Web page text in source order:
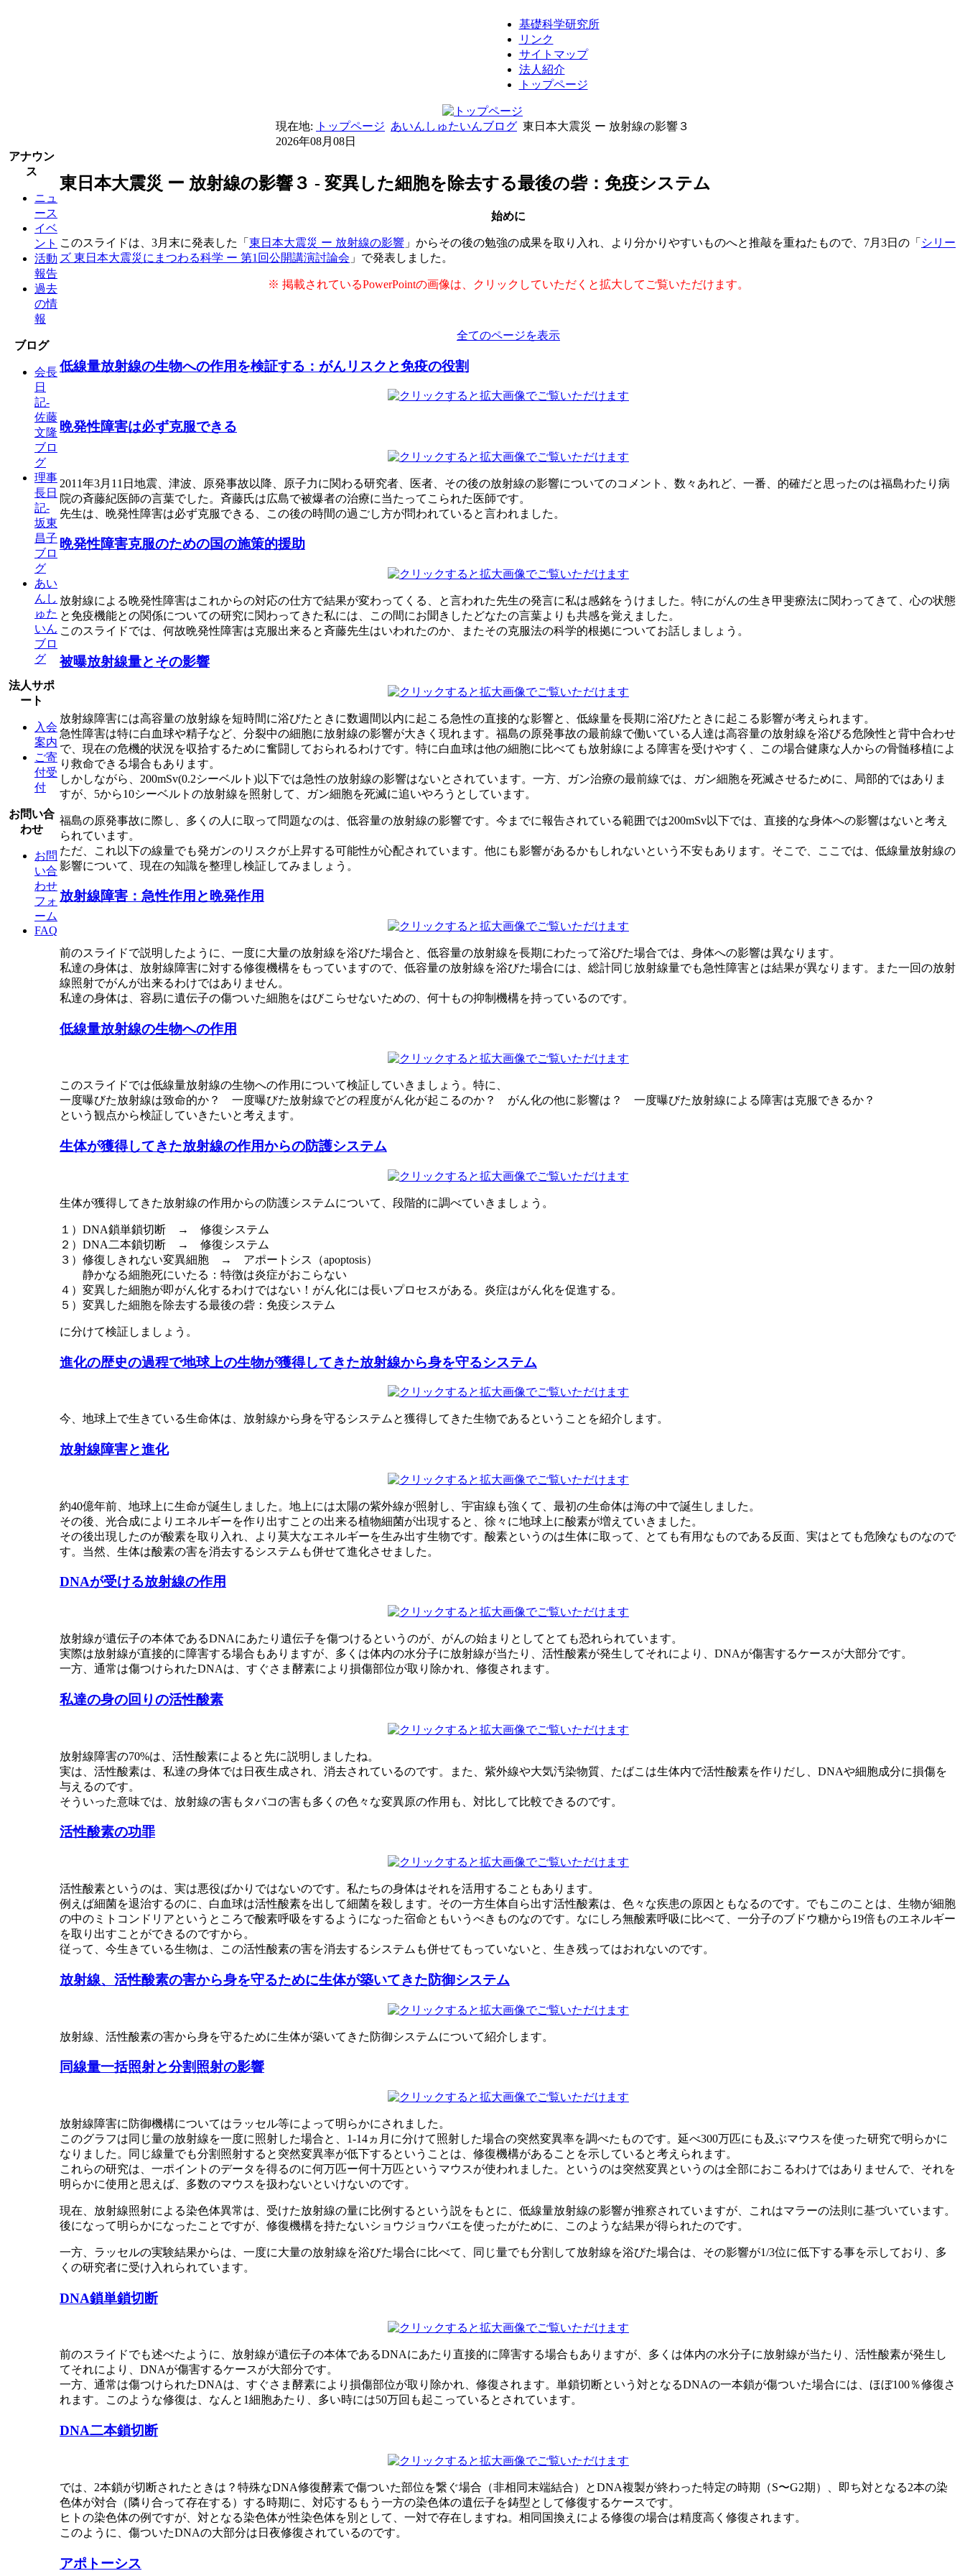
基礎科学研究所
リンク
サイトマップ
法人紹介
トップページ
現在地: トップページ あいんしゅたいんブログ 東日本大震災 ー 放射線の影響３
2026年08月08日
アナウン
ス
ニュ
ース
イベ
ント
活動
報告
過去
の情
報
ブログ
会長
日
記-
佐藤
文隆
ブロ
グ
理事
長日
記-
坂東
昌子
ブロ
グ
あい
んし
ゅた
いん
ブロ
グ
法人サポ
ート
入会
案内
ご寄
付受
付
お問い合
わせ
お問
い合
わせ
フォ
ーム
FAQ
東日本大震災 ー 放射線の影響３ - 変異した細胞を除去する最後の砦：免疫システム
始めに
このスライドは、3月末に発表した「 東日本大震災 ー 放射線の影響 」からその後の勉強の成果を取り入れ、より分かりやすいものへと推敲を重ねたもので、7月3日の「 シリー
ズ 東日本大震災にまつわる科学 ー 第1回公開講演討論会 」で発表しました。
※ 掲載されているPowerPointの画像は、クリックしていただくと拡大してご覧いただけます。
全てのページを表示
低線量放射線の生物への作用を検証する：がんリスクと免疫の役割
晩発性障害は必ず克服できる
2011年3月11日地震、津波、原発事故以降、原子力に関わる研究者、医者、その後の放射線の影響についてのコメント、数々あれど、一番、的確だと思ったのは福島わたり病
院の斉藤紀医師の言葉でした。斉藤氏は広島で被爆者の治療に当たってこられた医師です。
先生は、晩発性障害は必ず克服できる、この後の時間の過ごし方が問われていると言われました。
晩発性障害克服のための国の施策的援助
放射線による晩発性障害はこれからの対応の仕方で結果が変わってくる、と言われた先生の発言に私は感銘をうけました。特にがんの生き甲斐療法に関わってきて、心の状態
と免疫機能との関係についての研究に関わってきた私には、この間にお聞きしたどなたの言葉よりも共感を覚えました。
このスライドでは、何故晩発性障害は克服出来ると斉藤先生はいわれたのか、またその克服法の科学的根拠についてお話しましょう。
被曝放射線量とその影響
放射線障害には高容量の放射線を短時間に浴びたときに数週間以内に起こる急性の直接的な影響と、低線量を長期に浴びたときに起こる影響が考えられます。
急性障害は特に白血球や精子など、分裂中の細胞に放射線の影響が大きく現れます。福島の原発事故の最前線で働いている人達は高容量の放射線を浴びる危険性と背中合わせ
で、現在の危機的状況を収拾するために奮闘しておられるわけです。特に白血球は他の細胞に比べても放射線による障害を受けやすく、この場合健康な人からの骨髄移植によ
り救命できる場合もあります。
しかしながら、200mSv(0.2シーベルト)以下では急性の放射線の影響はないとされています。一方、ガン治療の最前線では、ガン細胞を死滅させるために、局部的ではありま
すが、5から10シーベルトの放射線を照射して、ガン細胞を死滅に追いやろうとしています。
福島の原発事故に際し、多くの人に取って問題なのは、低容量の放射線の影響です。今までに報告されている範囲では200mSv以下では、直接的な身体への影響はないと考え
られています。
ただ、これ以下の線量でも発ガンのリスクが上昇する可能性が心配されています。他にも影響があるかもしれないという不安もあります。そこで、ここでは、低線量放射線の
影響について、現在の知識を整理し検証してみましょう。
放射線障害：急性作用と晩発作用
前のスライドで説明したように、一度に大量の放射線を浴びた場合と、低容量の放射線を長期にわたって浴びた場合では、身体への影響は異なります。
私達の身体は、放射線障害に対する修復機構をもっていますので、低容量の放射線を浴びた場合には、総計同じ放射線量でも急性障害とは結果が異なります。また一回の放射
線照射でがんが出来るわけではありません。
私達の身体は、容易に遺伝子の傷ついた細胞をはびこらせないための、何十もの抑制機構を持っているのです。
低線量放射線の生物への作用
このスライドでは低線量放射線の生物への作用について検証していきましょう。特に、
一度曝びた放射線は致命的か？ 一度曝びた放射線でどの程度がん化が起こるのか？ がん化の他に影響は？ 一度曝びた放射線による障害は克服できるか？
という観点から検証していきたいと考えます。
生体が獲得してきた放射線の作用からの防護システム
生体が獲得してきた放射線の作用からの防護システムについて、段階的に調べていきましょう。
１）DNA鎖単鎖切断 → 修復システム
２）DNA二本鎖切断 → 修復システム
３）修復しきれない変異細胞 → アポートシス（apoptosis）
静かなる細胞死にいたる：特徴は炎症がおこらない
４）変異した細胞が即がん化するわけではない！がん化には長いプロセスがある。炎症はがん化を促進する。
５）変異した細胞を除去する最後の砦：免疫システム
に分けて検証しましょう。
進化の歴史の過程で地球上の生物が獲得してきた放射線から身を守るシステム
今、地球上で生きている生命体は、放射線から身を守るシステムと獲得してきた生物であるということを紹介します。
放射線障害と進化
約40億年前、地球上に生命が誕生しました。地上には太陽の紫外線が照射し、宇宙線も強くて、最初の生命体は海の中で誕生しました。
その後、光合成によりエネルギーを作り出すことの出来る植物細菌が出現すると、徐々に地球上に酸素が増えていきました。
その後出現したのが酸素を取り入れ、より莫大なエネルギーを生み出す生物です。酸素というのは生体に取って、とても有用なものである反面、実はとても危険なものなので
す。当然、生体は酸素の害を消去するシステムも併せて進化させました。
DNAが受ける放射線の作用
放射線が遺伝子の本体であるDNAにあたり遺伝子を傷つけるというのが、がんの始まりとしてとても恐れられています。
実際は放射線が直接的に障害する場合もありますが、多くは体内の水分子に放射線が当たり、活性酸素が発生してそれにより、DNAが傷害するケースが大部分です。
一方、通常は傷つけられたDNAは、すぐさま酵素により損傷部位が取り除かれ、修復されます。
私達の身の回りの活性酸素
放射線障害の70%は、活性酸素によると先に説明しましたね。
実は、活性酸素は、私達の身体では日夜生成され、消去されているのです。また、紫外線や大気汚染物質、たばこは生体内で活性酸素を作りだし、DNAや細胞成分に損傷を
与えるのです。
そういった意味では、放射線の害もタバコの害も多くの色々な変異原の作用も、対比して比較できるのです。
活性酸素の功罪
活性酸素というのは、実は悪役ばかりではないのです。私たちの身体はそれを活用することもあります。
例えば細菌を退治するのに、白血球は活性酸素を出して細菌を殺します。その一方生体自ら出す活性酸素は、色々な疾患の原因ともなるのです。でもこのことは、生物が細胞
の中のミトコンドリアというところで酸素呼吸をするようになった宿命ともいうべきものなのです。なにしろ無酸素呼吸に比べて、一分子のブドウ糖から19倍ものエネルギー
を取り出すことができるのですから。
従って、今生きている生物は、この活性酸素の害を消去するシステムも併せてもっていないと、生き残ってはおれないのです。
放射線、活性酸素の害から身を守るために生体が築いてきた防御システム
放射線、活性酸素の害から身を守るために生体が築いてきた防御システムについて紹介します。
同線量一括照射と分割照射の影響
放射線障害に防御機構についてはラッセル等によって明らかにされました。
このグラフは同じ量の放射線を一度に照射した場合と、1-14ヵ月に分けて照射した場合の突然変異率を調べたものです。延べ300万匹にも及ぶマウスを使った研究で明らかに
なりました。同じ線量でも分割照射すると突然変異率が低下するということは、修復機構があることを示していると考えられます。
これらの研究は、一ポイントのデータを得るのに何万匹ー何十万匹というマウスが使われました。というのは突然変異というのは全部におこるわけではありませんで、それを
明らかに使用と思えば、多数のマウスを扱わないといけないのです。
現在、放射線照射による染色体異常は、受けた放射線の量に比例するという説をもとに、低線量放射線の影響が推察されていますが、これはマラーの法則に基づいています。
後になって明らかになったことですが、修復機構を持たないショウジョウバエを使ったがために、このような結果が得られたのです。
一方、ラッセルの実験結果からは、一度に大量の放射線を浴びた場合に比べて、同じ量でも分割して放射線を浴びた場合は、その影響が1/3位に低下する事を示しており、多
くの研究者に受け入れられています。
DNA鎖単鎖切断
前のスライドでも述べたように、放射線が遺伝子の本体であるDNAにあたり直接的に障害する場合もありますが、多くは体内の水分子に放射線が当たり、活性酸素が発生し
てそれにより、DNAが傷害するケースが大部分です。
一方、通常は傷つけられたDNAは、すぐさま酵素により損傷部位が取り除かれ、修復されます。単鎖切断という対となるDNAの一本鎖が傷ついた場合には、ほぼ100％修復さ
れます。このような修復は、なんと1細胞あたり、多い時には50万回も起こっているとされています。
DNA二本鎖切断
では、2本鎖が切断されたときは？特殊なDNA修復酵素で傷ついた部位を繋ぐ場合（非相同末端結合）とDNA複製が終わった特定の時期（S〜G2期）、即ち対となる2本の染
色体が対合（隣り合って存在する）する時期に、対応するもう一方の染色体の遺伝子を鋳型として修復するケースです。
ヒトの染色体の例ですが、対となる染色体が性染色体を別として、一対で存在しますね。相同国換えによる修復の場合は精度高く修復されます。
このように、傷ついたDNAの大部分は日夜修復されているのです。
アポトーシス